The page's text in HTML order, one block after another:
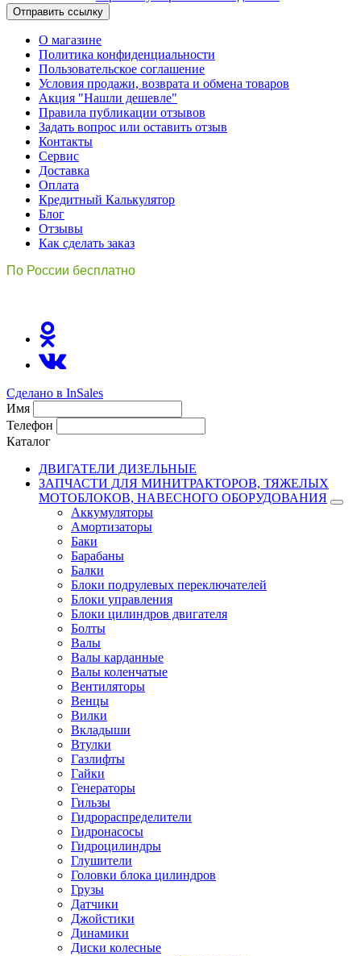
Отправить ссылку
О магазине
Политика конфиденциальности
Пользовательское соглашение
Условия продажи, возврата и обмена товаров
Акция "Нашли дешевле"
Правила публикации отзывов
Задать вопрос или оставить отзыв
Контакты
Сервис
Доставка
Оплата
Кредитный Калькулятор
Блог
Отзывы
Как сделать заказ
По России бесплатно
Сделано в InSales
Имя
Телефон
Каталог
ДВИГАТЕЛИ ДИЗЕЛЬНЫЕ
ЗАПЧАСТИ ДЛЯ МИНИТРАКТОРОВ, ТЯЖЕЛЫХ
МОТОБЛОКОВ, НАВЕСНОГО ОБОРУДОВАНИЯ
Аккумуляторы
Амортизаторы
Баки
Барабаны
Балки
Блоки подрулевых переключателей
Блоки управления
Блоки цилиндров двигателя
Болты
Валы
Валы карданные
Валы коленчатые
Вентиляторы
Венцы
Вилки
Вкладыши
Втулки
Газлифты
Гайки
Генераторы
Гильзы
Гидрораспределители
Гидронасосы
Гидроцилиндры
Глушители
Головки блока цилиндров
Грузы
Датчики
Джойстики
Динамики
Диски колесные